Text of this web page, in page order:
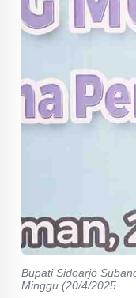
Bupati Sidoarjo
Minggu (20/4/2025